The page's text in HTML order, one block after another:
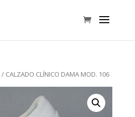
/ CALZADO CLÍNICO DAMA MOD. 106